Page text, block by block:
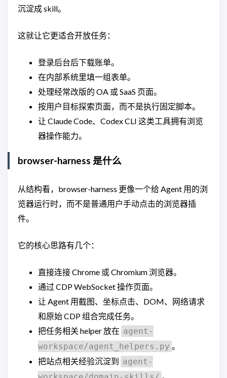
沉淀成 skill。
这就让它更适合开放任务：
登录后台后下载账单。
在内部系统里填一组表单。
处理经常改版的 OA 或 SaaS 页面。
按用户目标探索页面，而不是执行固定脚本。
让 Claude Code、Codex CLI 这类工具拥有浏览
器操作能力。
browser-harness 是什么
从结构看，browser-harness 更像一个给 Agent 用的浏
览器运行时，而不是普通用户手动点击的浏览器插
件。
它的核心思路有几个：
直接连接 Chrome 或 Chromium 浏览器。
通过 CDP WebSocket 操作页面。
让 Agent 用截图、坐标点击、DOM、网络请求
和原始 CDP 组合完成任务。
把任务相关 helper 放在 agent-
workspace/agent_helpers.py 。
把站点相关经验沉淀到
agent-